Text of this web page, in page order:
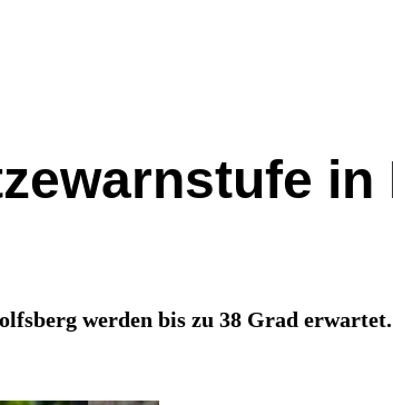
in
werden bis zu 38 Grad erwartet.